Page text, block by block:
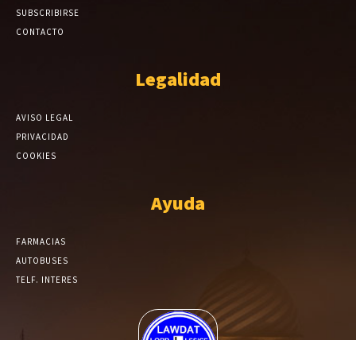
SUBSCRIBIRSE
CONTACTO
Legalidad
AVISO LEGAL
PRIVACIDAD
COOKIES
Ayuda
FARMACIAS
AUTOBUSES
TELF. INTERES